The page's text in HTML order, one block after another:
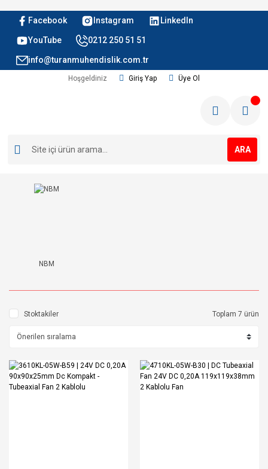
Facebook Instagram LinkedIn
YouTube 0212 250 51 51
info@turanmuhendislik.com.tr
Hoşgeldiniz Giriş Yap Üye Ol
ARA
NBM
Stoktakiler Toplam 7 ürün